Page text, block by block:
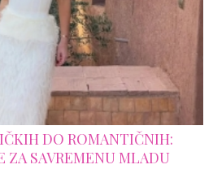
DO ROMANTIČNIH:
ZA SAVREMENU MLADU